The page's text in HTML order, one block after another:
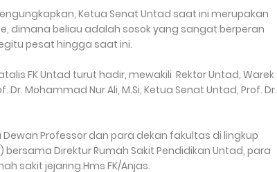
Ketua Senat Untad saat ini merupakan
dimana beliau adalah sosok yang sangat berperan
pesat hingga saat ini.
FK Untad turut hadir, mewakili Rektor Untad, Warek
Mohammad Nur Ali, M.Si, Ketua Senat Untad, Prof. Dr.
Professor dan para dekan fakultas di lingkup
Direktur Rumah Sakit Pendidikan Untad, para
sakit jejaring.Hms FK/Anjas.